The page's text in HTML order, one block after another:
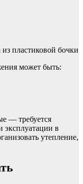
пластиковой бочки
может быть:
— требуется
эксплуатации в
утепление,